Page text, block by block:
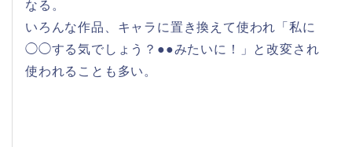
なる。
いろんな作品、キャラに置き換えて使われ「私に
◯◯する気でしょう？●●みたいに！」と改変され
使われることも多い。